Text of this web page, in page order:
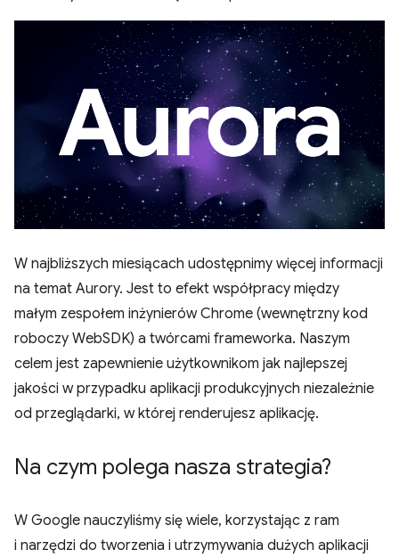
W najbliższych miesiącach udostępnimy więcej informacji
na temat Aurory. Jest to efekt współpracy między
małym zespołem inżynierów Chrome (wewnętrzny kod
roboczy WebSDK) a twórcami frameworka. Naszym
celem jest zapewnienie użytkownikom jak najlepszej
jakości w przypadku aplikacji produkcyjnych niezależnie
od przeglądarki, w której renderujesz aplikację.
Na czym polega nasza strategia?
W Google nauczyliśmy się wiele, korzystając z ram
i narzędzi do tworzenia i utrzymywania dużych aplikacji